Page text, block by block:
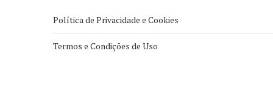
Política de Privacidade e Cookies
Termos e Condições de Uso